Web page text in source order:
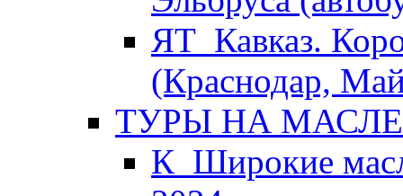
ЯТ_Кавказ.
(Краснодар,
ТУРЫ НА
К_Широкие